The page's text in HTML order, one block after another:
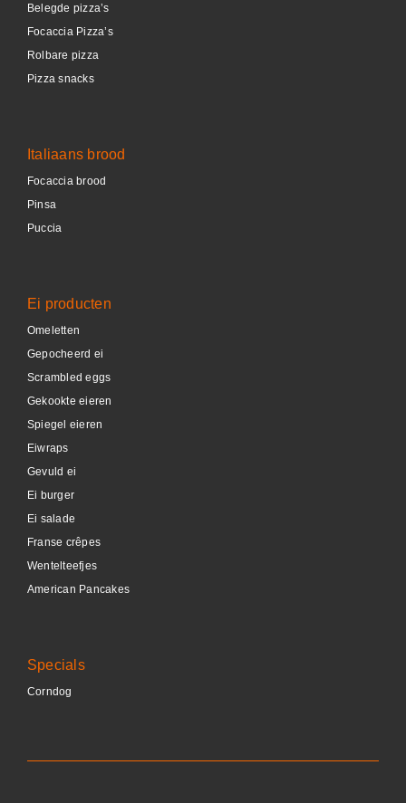
Belegde pizza’s
Focaccia Pizza’s
Rolbare pizza
Pizza snacks
Italiaans brood
Focaccia brood
Pinsa
Puccia
Ei producten
Omeletten
Gepocheerd ei
Scrambled eggs
Gekookte eieren
Spiegel eieren
Eiwraps
Gevuld ei
Ei burger
Ei salade
Franse crêpes
Wentelteefjes
American Pancakes
Specials
Corndog